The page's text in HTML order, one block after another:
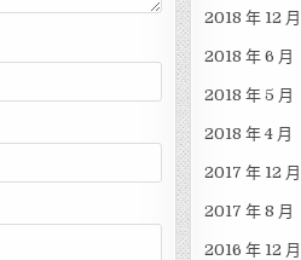
2018 年 12 月
2018 年 6 月
2018 年 5 月
2018 年 4 月
2017 年 12 月
2017 年 8 月
2016 年 12 月